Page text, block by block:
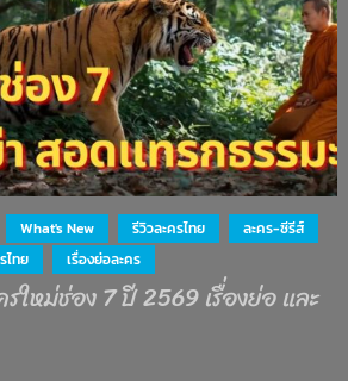
What's New รีวิวละครไทย
ละคร-ซีรีส์
ไทย เรื่องย่อละคร
ใหม่ช่อง 7 ปี 2569 เรื่องย่อ และ